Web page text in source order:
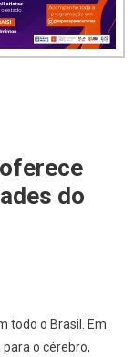
do
todo o Brasil. Em
para o cérebro,